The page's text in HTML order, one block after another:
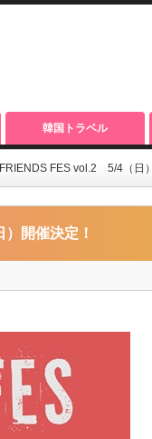
韓国トラベル
FES vol.2 5/4（日
開催決定！